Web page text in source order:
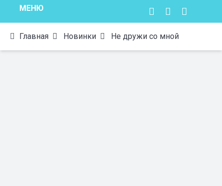
МЕНЮ
Главная Новинки Не дружи со мной